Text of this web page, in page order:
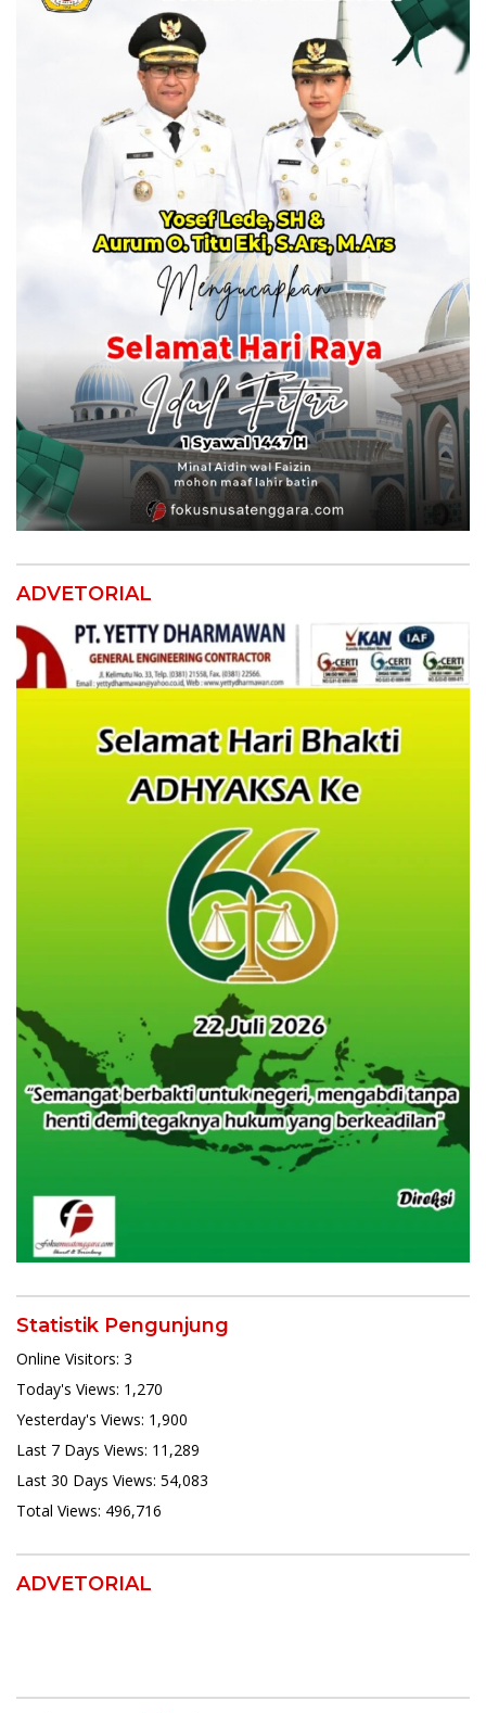
ADVETORIAL
Statistik Pengunjung
Online Visitors: 3
Today's Views: 1,270
Yesterday's Views: 1,900
Last 7 Days Views: 11,289
Last 30 Days Views: 54,083
Total Views: 496,716
ADVETORIAL